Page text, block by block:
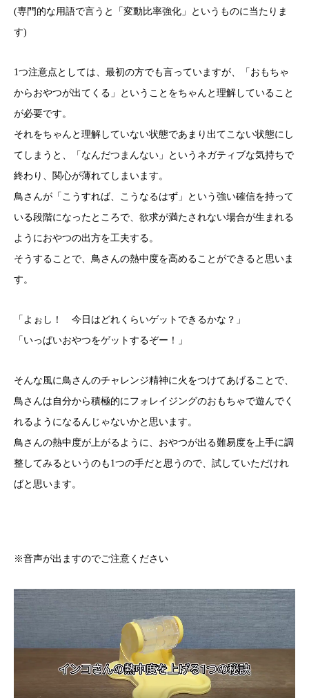
(専門的な用語で言うと「変動比率強化」というものに当たりま
す)
1つ注意点としては、最初の方でも言っていますが、「おもちゃ
からおやつが出てくる」ということをちゃんと理解していること
が必要です。
それをちゃんと理解していない状態であまり出てこない状態にし
てしまうと、「なんだつまんない」というネガティブな気持ちで
終わり、関心が薄れてしまいます。
鳥さんが「こうすれば、こうなるはず」という強い確信を持って
いる段階になったところで、欲求が満たされない場合が生まれる
ようにおやつの出方を工夫する。
そうすることで、鳥さんの熱中度を高めることができると思いま
す。
「よぉし！ 今日はどれくらいゲットできるかな？」
「いっぱいおやつをゲットするぞー！」
そんな風に鳥さんのチャレンジ精神に火をつけてあげることで、
鳥さんは自分から積極的にフォレイジングのおもちゃで遊んでく
れるようになるんじゃないかと思います。
鳥さんの熱中度が上がるように、おやつが出る難易度を上手に調
整してみるというのも1つの手だと思うので、試していただけれ
ばと思います。
※音声が出ますのでご注意ください